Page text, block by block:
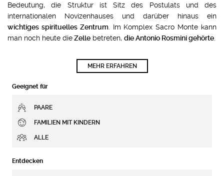
Bedeutung, die Struktur ist Sitz des Postulats und des
internationalen Novizenhauses und darüber hinaus ein
wichtiges spirituelles Zentrum. Im Komplex Sacro Monte kann
man noch heute dieZelle betreten, die Antonio Rosmini gehörte
MEHR ERFAHREN
Geeignet für
PAARE
FAMILIEN MIT KINDERN
ALLE
Entdecken